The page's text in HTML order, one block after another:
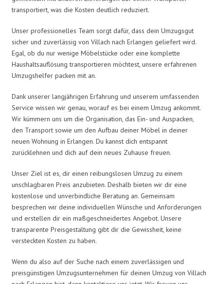
transportiert, was die Kosten deutlich reduziert.
Unser professionelles Team sorgt dafür, dass dein Umzugsgut
sicher und zuverlässig von Villach nach Erlangen geliefert wird.
Egal, ob du nur wenige Möbelstücke oder eine komplette
Haushaltsauflösung transportieren möchtest, unsere erfahrenen
Umzugshelfer packen mit an.
Dank unserer langjährigen Erfahrung und unserem umfassenden
Service wissen wir genau, worauf es bei einem Umzug ankommt.
Wir kümmern uns um die Organisation, das Ein- und Auspacken,
den Transport sowie um den Aufbau deiner Möbel in deiner
neuen Wohnung in Erlangen. Du kannst dich entspannt
zurücklehnen und dich auf dein neues Zuhause freuen.
Unser Ziel ist es, dir einen reibungslosen Umzug zu einem
unschlagbaren Preis anzubieten. Deshalb bieten wir dir eine
kostenlose und unverbindliche Beratung an. Gemeinsam
besprechen wir deine individuellen Wünsche und Anforderungen
und erstellen dir ein maßgeschneidertes Angebot. Unsere
transparente Preisgestaltung gibt dir die Gewissheit, keine
versteckten Kosten zu haben.
Wenn du also auf der Suche nach einem zuverlässigen und
preisgünstigen Umzugsunternehmen für deinen Umzug von Villach